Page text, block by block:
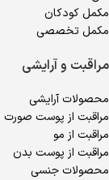
مکمل کودکان
مکمل تخصصی
مراقبت و آرایشی
محصولات آرایشی
مراقبت از پوست صورت
مراقبت از مو
مراقبت از پوست بدن
محصولات جنسی